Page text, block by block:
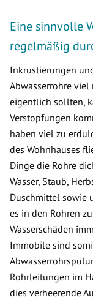
Eine sinnvolle
regelmäßig
Inkrustierungen
Abwasserrohre viel
eigentlich sollten,
Verstopfungen
haben viel zu
des Wohnhauses
Dinge die Rohre
Wasser, Staub,
Duschmittel sowie
es in den Rohren
Wasserschäden
Immobile sind
Rohrleitungen im
dies verheerende